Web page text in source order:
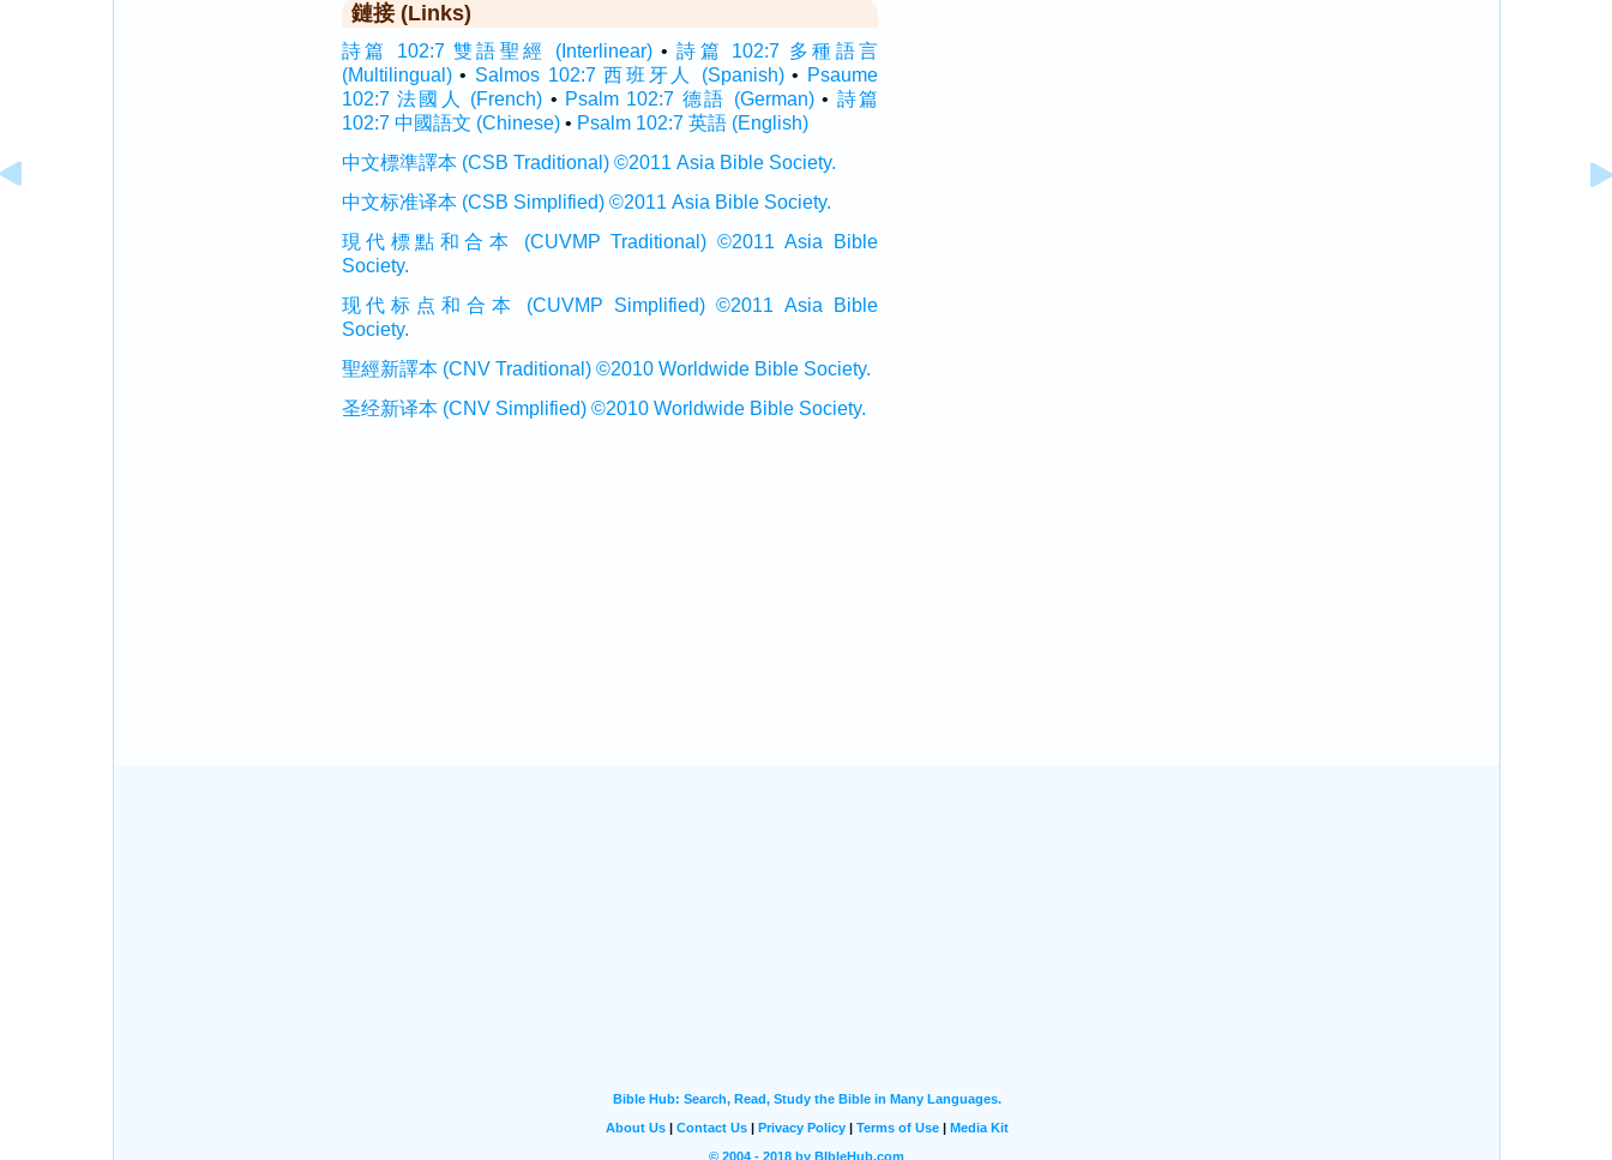
鏈接 (Links)
詩篇 102:7 雙語聖經 (Interlinear)•詩篇 102:7 多種語言
(Multilingual)• Salmos 102:7 西班牙人 (Spanish)• Psaume
102:7 法國人 (French) • Psalm 102:7 德語 (German)• 詩篇
102:7 中國語文 (Chinese)• Psalm 102:7 英語 (English)
中文標準譯本 (CSB Traditional) ©2011 Asia Bible Society.
中文标准译本 (CSB Simplified) ©2011 Asia Bible Society.
現代標點和合本 (CUVMP Traditional) ©2011 Asia Bible
Society.
现代标点和合本 (CUVMP Simplified) ©2011 Asia Bible
Society.
聖經新譯本 (CNV Traditional) ©2010 Worldwide Bible Society.
圣经新译本 (CNV Simplified) ©2010 Worldwide Bible Society.